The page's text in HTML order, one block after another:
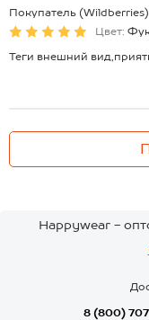
Покупатель (Wildberries)
Цвет:
Теги внешний
Happywear -
8 (800)